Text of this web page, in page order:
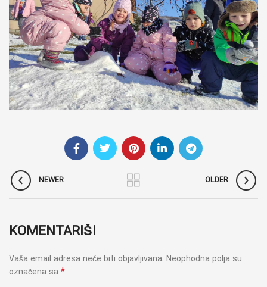
NEWER OLDER
KOMENTARIŠI
Vaša email adresa neće biti objavljivana. Neophodna polja su
označena sa *